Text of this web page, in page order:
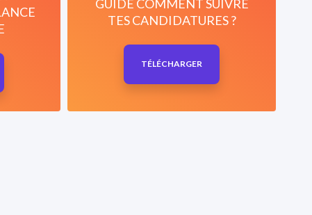
GUIDE COMMENT SUIVRE
TES CANDIDATURES ?
TÉLÉCHARGER